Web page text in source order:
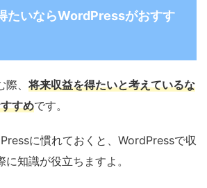
たいならWordPressがおすす
際、将来収益を得たいと考えているな
すめです。
に慣れておくと、WordPressで収
知識が役立ちますよ。